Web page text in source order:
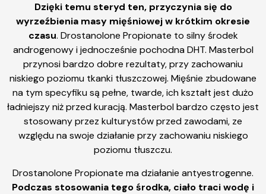
Dzięki temu steryd ten, przyczynia się do
wyrzeźbienia masy mięśniowej w krótkim okresie
czasu. Drostanolone Propionate to silny środek
androgenowy i jednocześnie pochodna DHT. Masterbol
przynosi bardzo dobre rezultaty, przy zachowaniu
niskiego poziomu tkanki tłuszczowej. Mięśnie zbudowane
na tym specyfiku są pełne, twarde, ich kształt jest dużo
ładniejszy niż przed kuracją. Masterbol bardzo często jest
stosowany przez kulturystów przed zawodami, ze
względu na swoje działanie przy zachowaniu niskiego
poziomu tłuszczu.
Drostanolone Propionate ma działanie antyestrogenne.
Podczas stosowania tego środka, ciało traci wodę i